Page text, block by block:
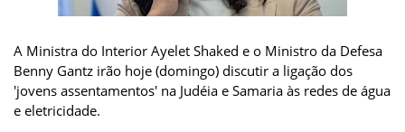
A Ministra do Interior Ayelet Shaked e o Ministro da Defesa
Benny Gantz irão hoje (domingo) discutir a ligação dos
'jovens assentamentos' na Judéia e Samaria às redes de água
e eletricidade.